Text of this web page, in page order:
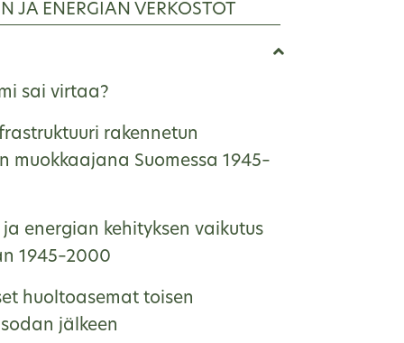
JA ENERGIAN VERKOSTOT
sai virtaa?
rakennetun
muokkaajana Suomessa 1945–
ja energian kehityksen vaikutus
1945–2000
huoltoasemat toisen
jälkeen